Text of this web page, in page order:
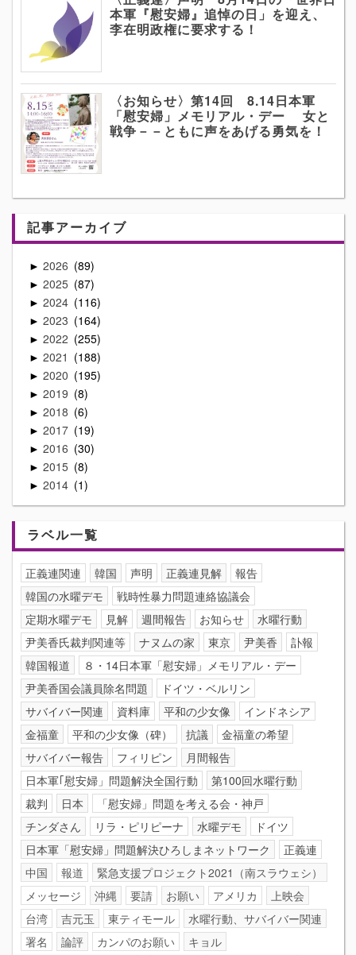
本軍『慰安婦』追悼の日」を迎え、
李在明政権に要求する！
〈お知らせ〉第14回 8.14日本軍
「慰安婦」メモリアル・デー 女と
戦争－－ともに声をあげる勇気を！
記事アーカイブ
► 2026 89
► 2025 87
► 2024 116
► 2023 164
► 2022 255
► 2021 188
► 2020 195
► 2019 8
► 2018 6
► 2017 19
► 2016 30
► 2015 8
► 2014 1
ラベル一覧
正義連関連 韓国 声明 正義連見解
報告
韓国の水曜デモ
戦時性暴力問題連絡協議会
定期水曜デモ
見解 週間報告 お知らせ
水曜行動
尹美香氏裁判関連等
ナヌムの家 東京 尹美香
訃報
韓国報道
８・14日本軍「慰安婦」メモリアル・デー
尹美香国会議員除名問題
ドイツ・ベルリン
サバイバー関連
資料庫 平和の少女像
インドネシア
金福童
平和の少女像（碑） 抗議
金福童の希望
サバイバー報告
フィリピン
月間報告
日本軍｢慰安婦」問題解決全国行動
第100回水曜行動
裁判
日本
「慰安婦」問題を考える会・神戸
チンダさん
リラ・ピリピーナ 水曜デモ
ドイツ
日本軍「慰安婦」問題解決ひろしまネットワーク
正義連
中国
報道
緊急支援プロジェクト2021（南スラウェシ）
メッセージ
沖縄 要請 お願い アメリカ
上映会
台湾
吉元玉 東ティモール
水曜行動、サバイバー関連
署名
論評 カンパのお願い
キョル